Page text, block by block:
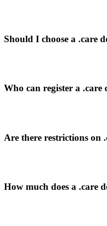
Should I choose a .care
Who can register a .care
Are there restrictions on
How much does a .care